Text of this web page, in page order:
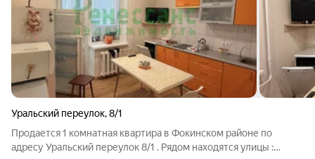
Уральский переулок,8/1
Продается 1 комнатная квартира в Фокинском районе по
адресу Уральский переулок 8/1 . Рядом находятся улицы :